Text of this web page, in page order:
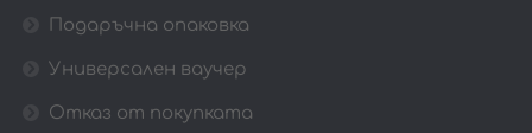
Подаръчна опаковка
Универсален ваучер
Отказ от покупката